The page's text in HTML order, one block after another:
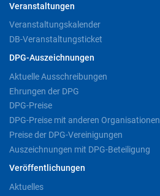
Veranstaltungen
Veranstaltungskalender
DB-Veranstaltungsticket
DPG-Auszeichnungen
Aktuelle Ausschreibungen
Ehrungen der DPG
DPG-Preise
DPG-Preise mit anderen Organisationen
Preise der DPG-Vereinigungen
Auszeichnungen mit DPG-Beteiligung
Veröffentlichungen
Aktuelles